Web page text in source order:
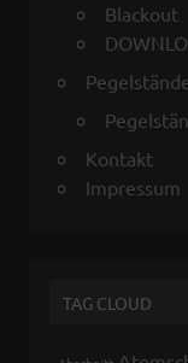
Blackout
Kontakt
Impressum
TAG CLOUD